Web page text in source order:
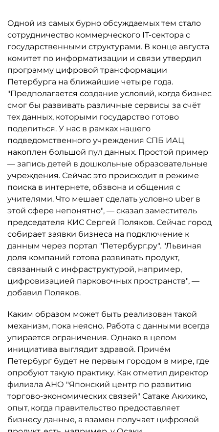
Одной из самых бурно обсуждаемых тем стало
сотрудничество коммерческого IT-сектора с
государственными структурами. В конце августа
комитет по информатизации и связи утвердил
программу цифровой трансформации
Петербурга на ближайшие четыре года.
"Предполагается создание условий, когда бизнес
смог бы развивать различные сервисы за счёт
тех данных, которыми государство готово
поделиться. У нас в рамках нашего
подведомственного учреждения СПБ ИАЦ
накоплен большой пул данных. Простой пример
— запись детей в дошкольные образовательные
учреждения. Сейчас это происходит в режиме
поиска в интернете, обзвона и общения с
учителями. Что мешает сделать условно uber в
этой сфере непонятно", — сказал заместитель
председателя КИС Сергей Поляков. Сейчас город
собирает заявки бизнеса на подключение к
данным через портал "Петербург.ру". "Львиная
доля компаний готова развивать продукт,
связанный с инфраструктурой, например,
цифровизацией парковочных пространств", —
добавил Поляков.
Каким образом может быть реализован такой
механизм, пока неясно. Работа с данными всегда
упирается ограничения. Однако в целом
инициатива выглядит здравой. Причём
Петербург будет не первым городом в мире, где
опробуют такую практику. Как отметил директор
филиала АНО "Японский центр по развитию
торгово-экономических связей" Сатаке Акихико,
опыт, когда правительство предоставляет
бизнесу данные, а взамен получает цифровой